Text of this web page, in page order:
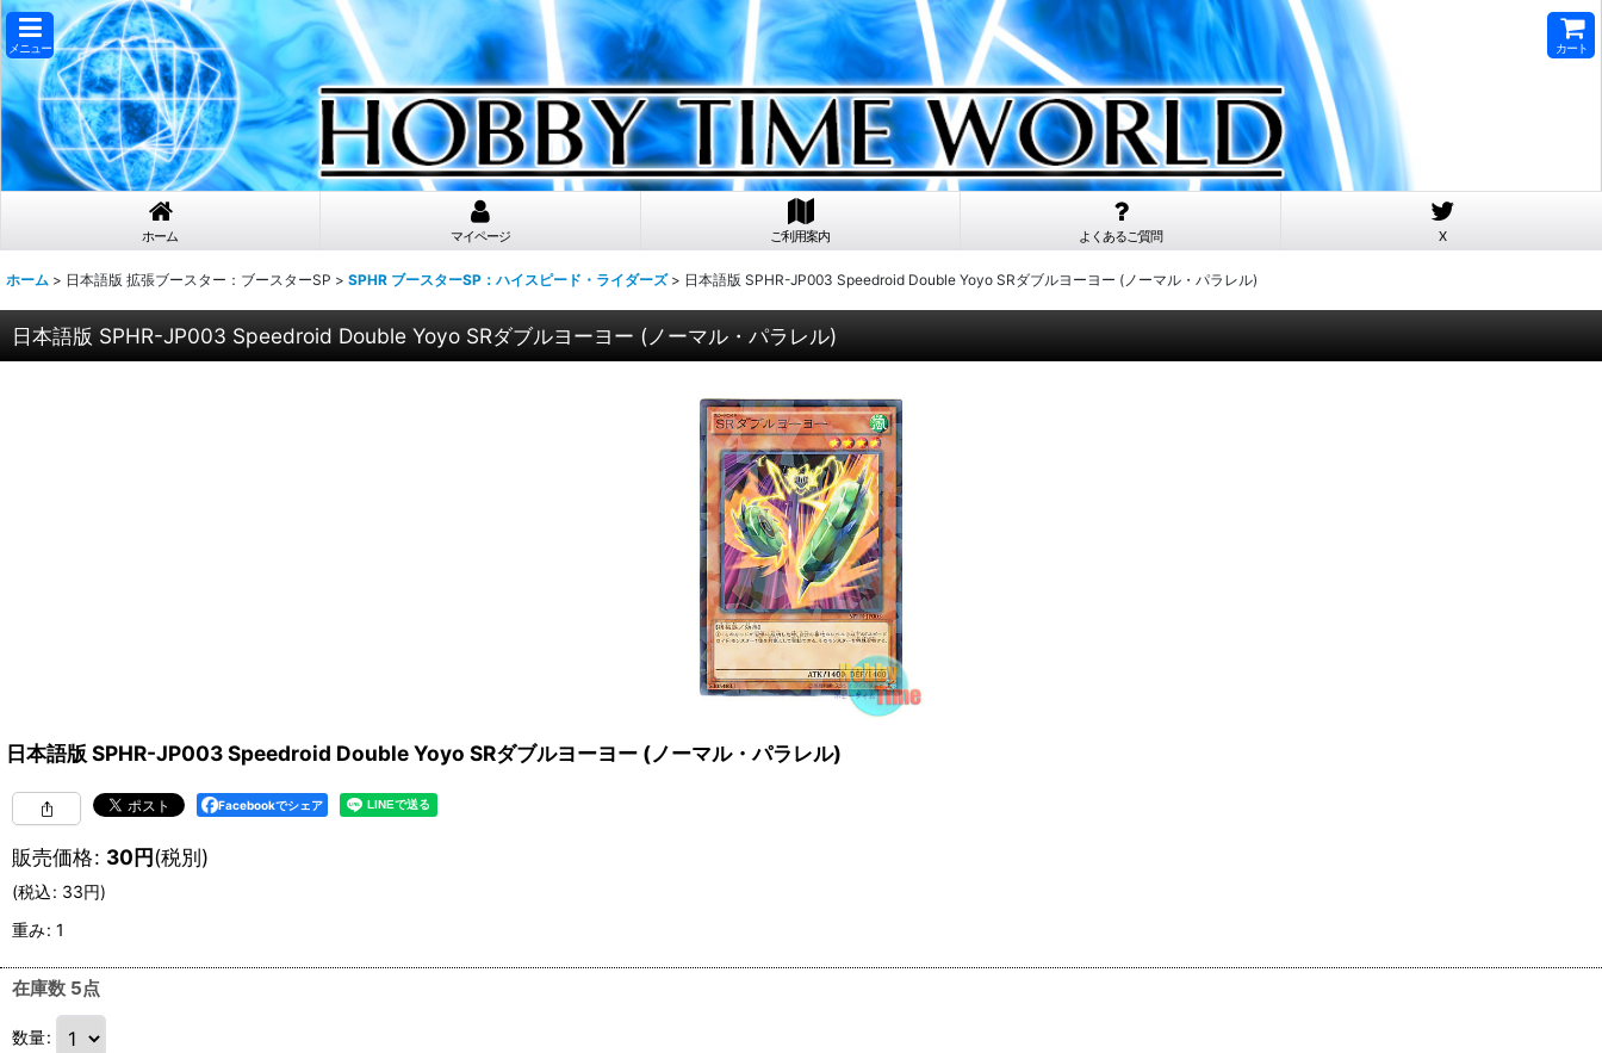
メニュー カート
ホーム マイページ ご利用案内 よくあるご質問 X
ホーム > 日本語版 拡張ブースター：ブースターSP > SPHR ブースターSP：ハイスピード・ライダーズ > 日本語版 SPHR-JP003 Speedroid Double Yoyo SRダブルヨーヨー (ノーマル・パラレル)
日本語版 SPHR-JP003 Speedroid Double Yoyo SRダブルヨーヨー (ノーマル・パラレル)
日本語版 SPHR-JP003 Speedroid Double Yoyo SRダブルヨーヨー (ノーマル・パラレル)
Facebookでシェア
販売価格: 30円(税別)
(税込: 33円)
重み: 1
在庫数 5点
数量: